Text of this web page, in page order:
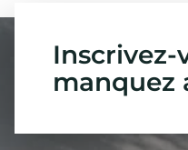
manquez